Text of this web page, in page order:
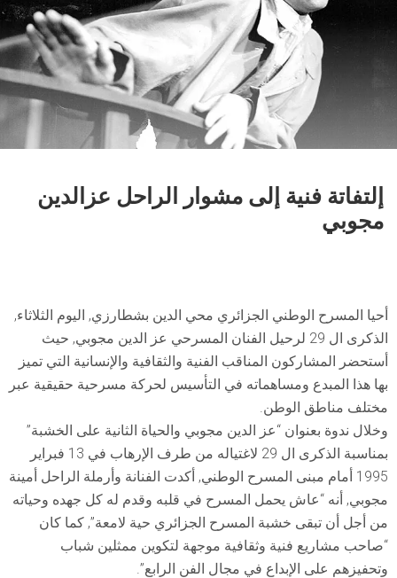
إلتفاتة فنية إلى مشوار الراحل عزالدين
مجوبي
أحيا المسرح الوطني الجزائري محي الدين بشطارزي, اليوم الثلاثاء,
الذكرى ال 29 لرحيل الفنان المسرحي عز الدين مجوبي, حيث
أستحضر المشاركون المناقب الفنية والثقافية والإنسانية التي تميز
بها هذا المبدع ومساهماته في التأسيس لحركة مسرحية حقيقية عبر
مختلف مناطق الوطن.
وخلال ندوة بعنوان “عز الدين مجوبي والحياة الثانية على الخشبة”
بمناسبة الذكرى ال 29 لاغتياله من طرف الإرهاب في 13 فبراير
1995 أمام مبنى المسرح الوطني, أكدت الفنانة وأرملة الراحل أمينة
مجوبي, أنه “عاش يحمل المسرح في قلبه وقدم له كل جهده وحياته
من أجل أن تبقى خشبة المسرح الجزائري حية لامعة”, كما كان
“صاحب مشاريع فنية وثقافية موجهة لتكوين ممثلين شباب
وتحفيزهم على الإبداع في مجال الفن الرابع”.